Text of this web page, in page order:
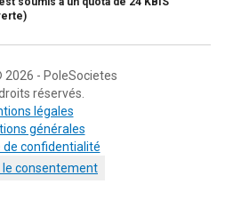
- PoleSocietes
réservés.
légales
générales
de confidentialité
le consentement